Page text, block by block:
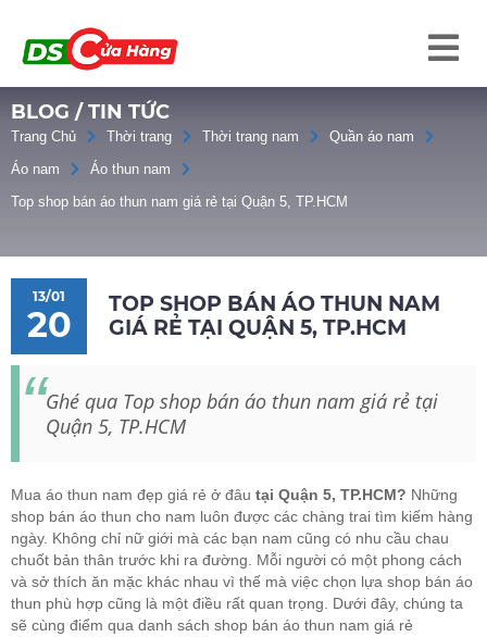
BLOG / TIN TỨC
Trang Chủ Thời trang Thời trang nam
Quần áo nam
Áo nam
Áo thun nam
Top shop bán áo thun nam giá rẻ tại Quận 5, TP.HCM
13/01
20
TOP SHOP BÁN ÁO THUN NAM
GIÁ RẺ TẠI QUẬN 5, TP.HCM
Ghé qua Top shop bán áo thun nam giá rẻ tại
Quận 5, TP.HCM
Mua áo thun nam đẹp giá rẻ ở đâu tại Quận 5, TP.HCM? Những
shop bán áo thun cho nam luôn được các chàng trai tìm kiếm hàng
ngày. Không chỉ nữ giới mà các bạn nam cũng có nhu cầu chau
chuốt bản thân trước khi ra đường. Mỗi người có một phong cách
và sở thích ăn mặc khác nhau vì thế mà việc chọn lựa shop bán áo
thun phù hợp cũng là một điều rất quan trọng. Dưới đây, chúng ta
sẽ cùng điểm qua danh sách shop bán áo thun nam giá rẻ